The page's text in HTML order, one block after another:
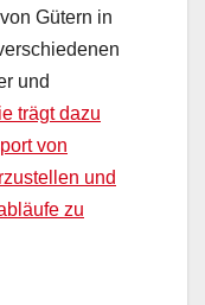
Gütern in
und
trägt dazu
von
und
zu